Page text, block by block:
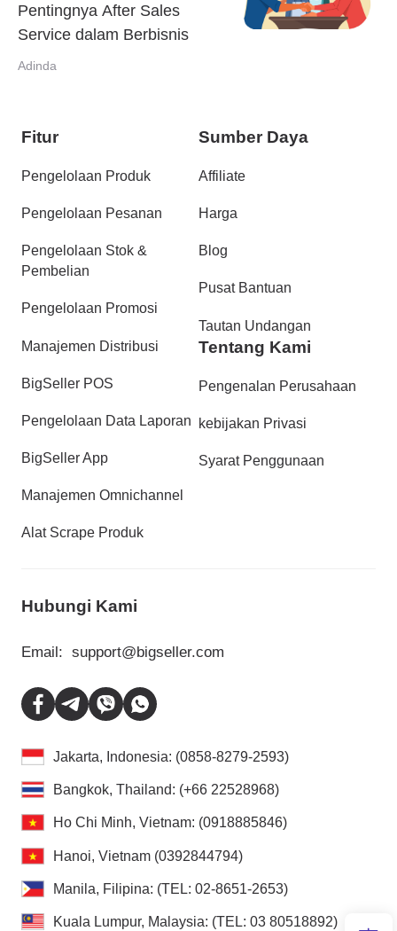
Pentingnya After Sales
Service dalam Berbisnis
Adinda
Fitur
Pengelolaan Produk
Pengelolaan Pesanan
Pengelolaan Stok &
Pembelian
Pengelolaan Promosi
Manajemen Distribusi
BigSeller POS
Pengelolaan Data Laporan
BigSeller App
Manajemen Omnichannel
Alat Scrape Produk
Sumber Daya
Affiliate
Harga
Blog
Pusat Bantuan
Tautan Undangan
Tentang Kami
Pengenalan Perusahaan
kebijakan Privasi
Syarat Penggunaan
Hubungi Kami
Email: support@bigseller.com
Jakarta, Indonesia: (0858-8279-2593)
Bangkok, Thailand: (+66 22528968)
Ho Chi Minh, Vietnam: (0918885846)
Hanoi, Vietnam (0392844794)
Manila, Filipina: (TEL: 02-8651-2653)
Kuala Lumpur, Malaysia: (TEL: 03 80518892)